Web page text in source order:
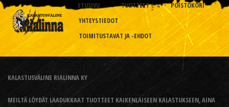
ETUSIVU TUOTTEET
POISTOKORI
YHTEYSTIEDOT
TOIMITUSTAVAT JA -EHDOT
KALASTUSVÄLINE RIALINNA KY
MEILTÄ LÖYDÄT LAADUKKAAT TUOTTEET KAIKENLAISEEN KALASTUKSEEN, AINA